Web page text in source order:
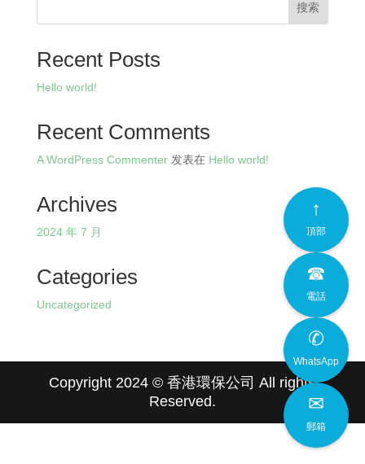
搜索
Recent Posts
Hello world!
Recent Comments
A WordPress Commenter发表在 Hello world!
Archives
2024 年 7 月
Categories
Uncategorized
Copyright 2024 © 香港環保公司 All rights
Reserved.
↑
頂部
☎
電話
✆
WhatsApp
✉
郵箱